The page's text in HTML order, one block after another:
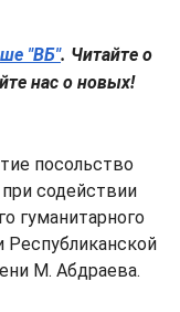
"ВБ". Читайте о
нас о новых!
посольство
содействии
гуманитарного
Республиканской
М. Абдраева.